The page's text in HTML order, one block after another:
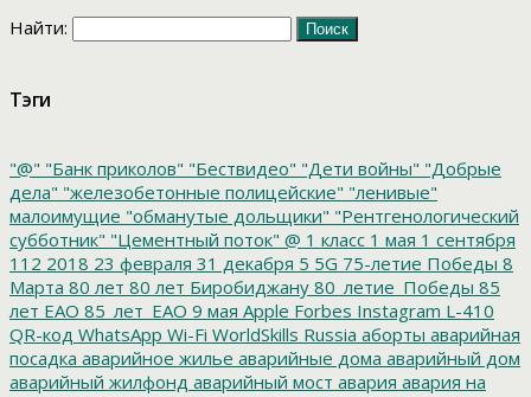
Найти:
Тэги
"@" "Банк приколов" "Бествидео" "Дети войны" "Добрые
дела" "железобетонные полицейские" "ленивые"
малоимущие "обманутые дольщики" "Рентгенологический
субботник" "Цементный поток" @ 1 класс 1 мая 1 сентября
112 2018 23 февраля 31 декабря 5 5G 75-летие Победы 8
Марта 80 лет 80 лет Биробиджану 80_летие_Победы 85
лет ЕАО 85_лет_ЕАО 9 мая Apple Forbes Instagram L-410
QR-код WhatsApp Wi-Fi WorldSkills Russia аборты аварийная
посадка аварийное жилье аварийные дома аварийный дом
аварийный жилфонд аварийный мост авария авария на